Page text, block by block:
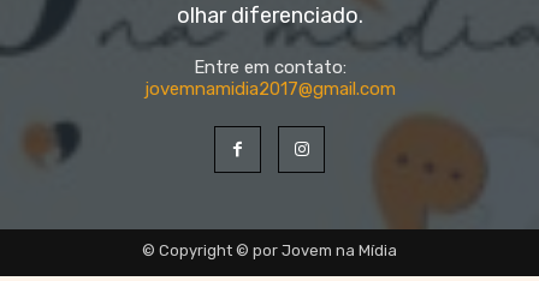
olhar diferenciado.
Entre em contato:
jovemnamidia2017@gmail.com
© Copyright © por Jovem na Mídia